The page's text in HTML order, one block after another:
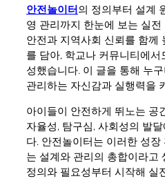
안전놀이터 의 정의부터 설계
영 관리까지 한눈에 보는 실전
안전과 지역사회 신뢰를 함께
를 담아, 학교나 커뮤니티에
성했습니다. 이 글을 통해 누
관리하는 자신감과 실행력을
아이들이 안전하게 뛰노는 공
자율성, 탐구심, 사회성의 발
다. 안전놀이터는 이러한 성
는 설계와 관리의 총합이라고
정의와 필요성부터 시작해 실